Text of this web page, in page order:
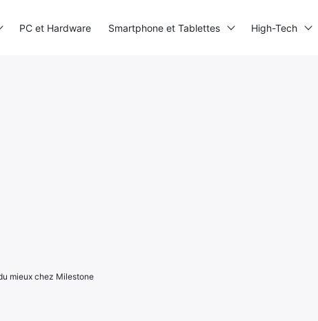
mieux chez Milestone
PC et Hardware Smartphone et Tablettes High-Tech